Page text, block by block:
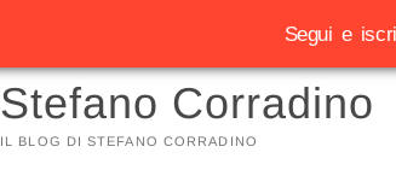
Stefano Corradino
IL BLOG DI STEFANO CORRADINO
Segui e